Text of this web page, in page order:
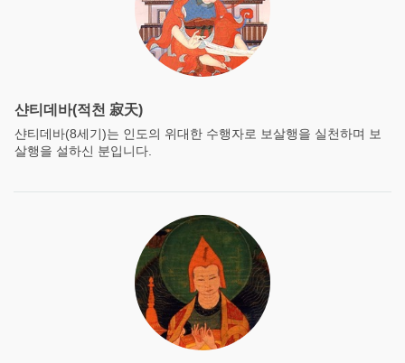
샨티데바(적천 寂天)
샨티데바(8세기)는 인도의 위대한 수행자로 보살행을 실천하며 보
살행을 설하신 분입니다.